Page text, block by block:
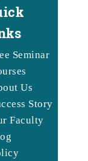
Seminar
Us
Story
Faculty